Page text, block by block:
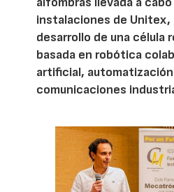
instalaciones de Unitex,
desarrollo de una célula
basada en robótica
artificial,
comunicaciones